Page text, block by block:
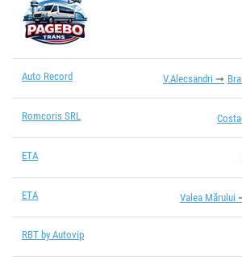
Auto Record V.Alecsandri
Romcoris SRL
ETA
ETA Valea Mărului
RBT by Autovip